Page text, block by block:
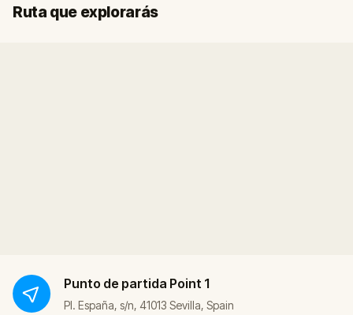
Ruta que explorarás
Inicio
Final
Punto de partida Point 1
Pl. España, s/n, 41013 Sevilla, Spain